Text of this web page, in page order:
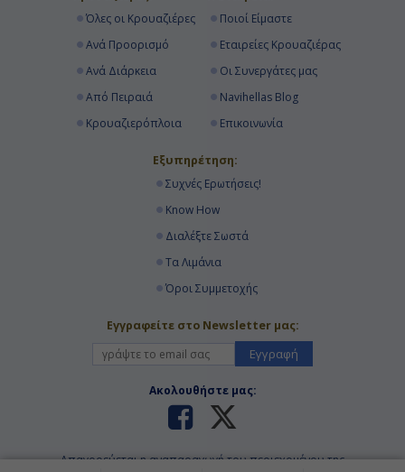
Όλες οι Κρουαζιέρες
Ανά Προορισμό
Ανά Διάρκεια
Από Πειραιά
Κρουαζιερόπλοια
Ποιοί Είμαστε
Εταιρείες Κρουαζιέρας
Οι Συνεργάτες μας
Navihellas Blog
Επικοινωνία
Εξυπηρέτηση:
Συχνές Ερωτήσεις!
Know How
Διαλέξτε Σωστά
Τα Λιμάνια
Όροι Συμμετοχής
Εγγραφείτε στο Newsletter μας:
Εγγραφή
Ακολουθήστε μας:
Απαγορεύεται η αναπαραγωγή του περιεχομένου της